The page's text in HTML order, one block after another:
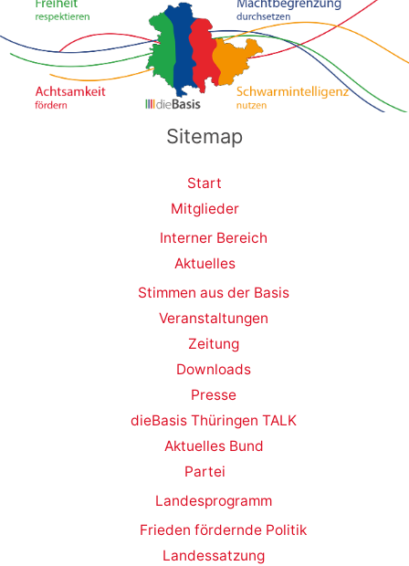
Sitemap
Start
Mitglieder
Interner Bereich
Aktuelles
Stimmen aus der Basis
Veranstaltungen
Zeitung
Downloads
Presse
dieBasis Thüringen TALK
Aktuelles Bund
Partei
Landesprogramm
Frieden fördernde Politik
Landessatzung